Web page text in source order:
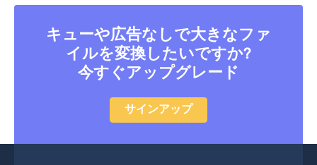
キューや広告なしで大きなファ
イルを変換したいですか?
今すぐアップグレード
サインアップ